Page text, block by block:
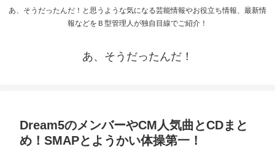
あ、そうだったんだ！と思うような気になる芸能情報やお役立ち情報、最新情
報などをＢ型管理人が独自目線でご紹介！
あ、そうだったんだ！
Dream5のメンバーやCM人気曲とCDまと
め！SMAPとようかい体操第一！